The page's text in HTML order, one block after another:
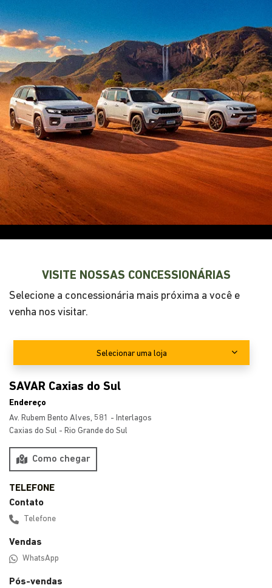
VISITE NOSSAS CONCESSIONÁRIAS
Selecione a concessionária mais próxima a você e
venha nos visitar.
Selecionar uma loja
SAVAR Caxias do Sul
Endereço
Av. Rubem Bento Alves, 581 - Interlagos
Caxias do Sul - Rio Grande do Sul
Como chegar
Contato
Telefone
Vendas
WhatsApp
Pós-vendas